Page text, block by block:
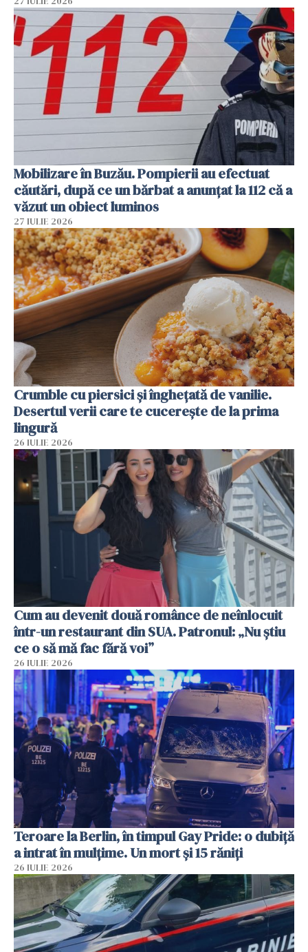
Mobilizare în Buzău. Pompierii au efectuat
căutări, după ce un bărbat a anunțat la 112 că a
văzut un obiect luminos
27 IULIE 2026
Crumble cu piersici și înghețată de vanilie.
Desertul verii care te cucerește de la prima
lingură
26 IULIE 2026
Cum au devenit două românce de neînlocuit
într-un restaurant din SUA. Patronul: „Nu știu
ce o să mă fac fără voi”
26 IULIE 2026
Teroare la Berlin, în timpul Gay Pride: o dubiță
a intrat în mulțime. Un mort și 15 răniți
26 IULIE 2026